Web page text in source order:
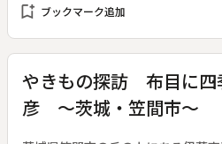
bookmark_add ブックマーク追加
やきもの探訪 布目に
彦 ～茨城・笠間市～